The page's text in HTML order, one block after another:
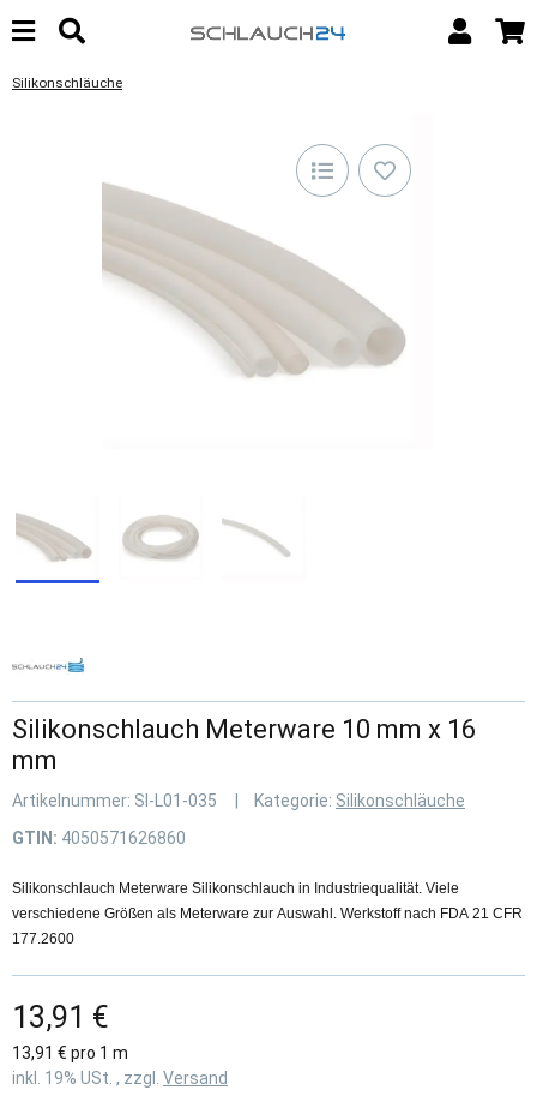
Silikonschläuche
Silikonschlauch Meterware 10 mm x 16
mm
Artikelnummer: SI-L01-035 Kategorie: Silikonschläuche
GTIN: 4050571626860
Silikonschlauch Meterware Silikonschlauch in Industriequalität. Viele
verschiedene Größen als Meterware zur Auswahl. Werkstoff nach FDA 21 CFR
177.2600
13,91 €
13,91 € pro 1 m
inkl. 19% USt. , zzgl. Versand